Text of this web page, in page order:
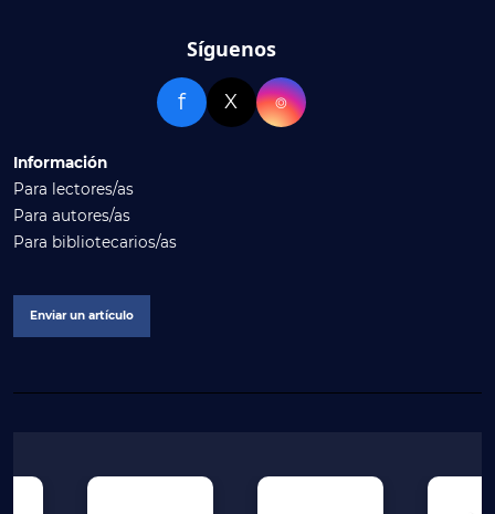
Síguenos
f X ⌾
Información
Para lectores/as
Para autores/as
Para bibliotecarios/as
Enviar un artículo